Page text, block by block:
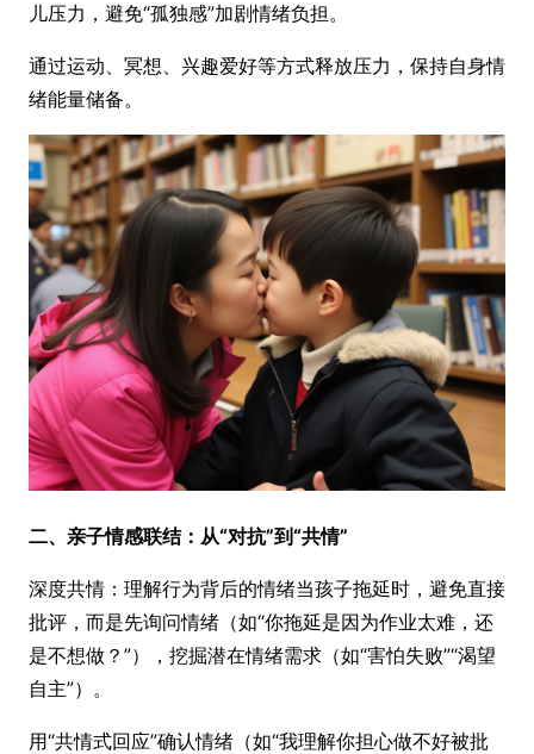
儿压力，避免“孤独感”加剧情绪负担。
通过运动、冥想、兴趣爱好等方式释放压力，保持自身情
绪能量储备。
二、亲子情感联结：从“对抗”到“共情”
深度共情：理解行为背后的情绪当孩子拖延时，避免直接
批评，而是先询问情绪（如“你拖延是因为作业太难，还
是不想做？”），挖掘潜在情绪需求（如“害怕失败”“渴望
自主”）。
用“共情式回应”确认情绪（如“我理解你担心做不好被批